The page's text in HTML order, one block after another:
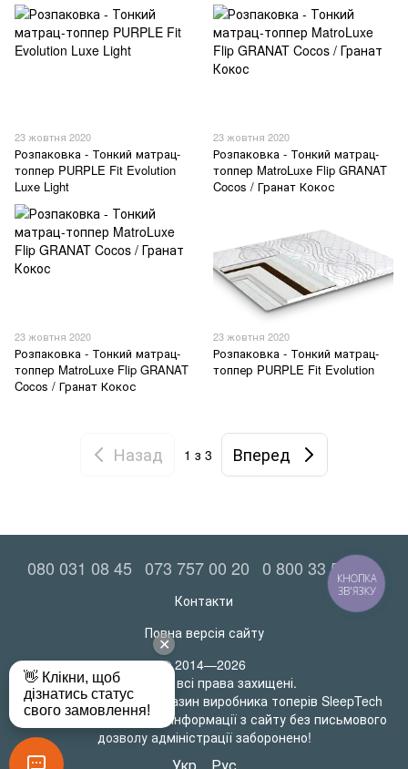
23 жовтня 2020
Розпаковка - Тонкий матрац-
топпер PURPLE Fit Evolution
Luxe Light
23 жовтня 2020
Розпаковка - Тонкий матрац-
топпер MatroLuxe Flip GRANAT
Cocos / Гранат Кокос
23 жовтня 2020
Розпаковка - Тонкий матрац-
топпер MatroLuxe Flip GRANAT
Cocos / Гранат Кокос
23 жовтня 2020
Розпаковка - Тонкий матрац-
топпер PURPLE Fit Evolution
Назад 1 з 3 Вперед
080 031 08 45 073 757 00 20 0 800 33 52 06
Контакти
Повна версія сайту
© 2014—2026
MatrasRoll всі права захищені.
Офіційний інтернет-магазин виробника топерів SleepTech
Будь-яке використання інформації з сайту без письмового
дозволу адміністрації заборонено!
КНОПКА
ЗВ'ЯЗКУ